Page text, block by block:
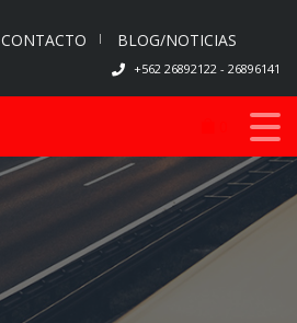
CONTACTO BLOG/NOTICIAS
+562 26892122 - 26896141